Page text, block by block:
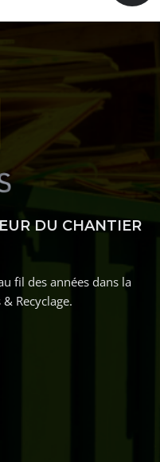
DU CHANTIER
fil des années dans la
Recyclage.